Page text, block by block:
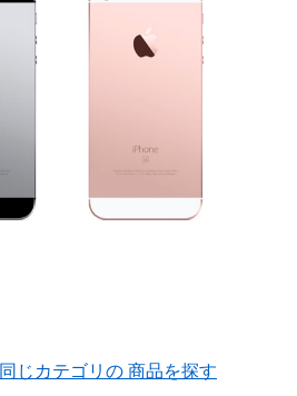
同じカテゴリの 商品を探す